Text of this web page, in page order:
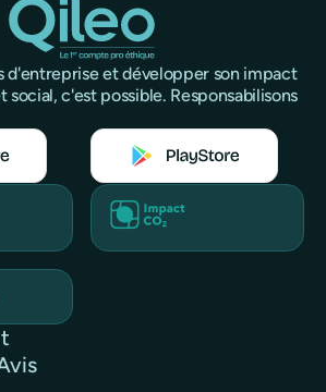
d'entreprise et développer son impact
c'est possible. Responsabilisons